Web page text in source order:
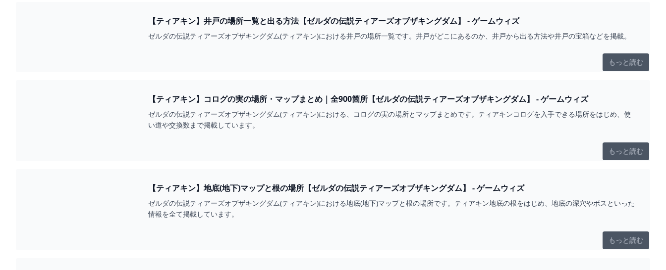
【ティアキン】井戸の場所一覧と出る方法【ゼルダの伝説ティアーズオブザキングダム】 - ゲームウィズ
ゼルダの伝説ティアーズオブザキングダム(ティアキン)における井戸の場所一覧です。井戸がどこにあるのか、井戸から出る方法や井戸の宝箱などを掲載。
もっと読む
【ティアキン】コログの実の場所・マップまとめ｜全900箇所【ゼルダの伝説ティアーズオブザキングダム】 - ゲームウィズ
ゼルダの伝説ティアーズオブザキングダム(ティアキン)における、コログの実の場所とマップまとめです。ティアキンコログを入手できる場所をはじめ、使
い道や交換数まで掲載しています。
もっと読む
【ティアキン】地底(地下)マップと根の場所【ゼルダの伝説ティアーズオブザキングダム】 - ゲームウィズ
ゼルダの伝説ティアーズオブザキングダム(ティアキン)における地底(地下)マップと根の場所です。ティアキン地底の根をはじめ、地底の深穴やボスといった
情報を全て掲載しています。
もっと読む